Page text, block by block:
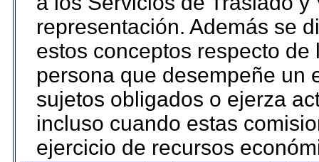
representación. Además se
estos conceptos respecto
persona que desempeñe un
sujetos obligados o ejerza
incluso cuando estas
ejercicio de recursos